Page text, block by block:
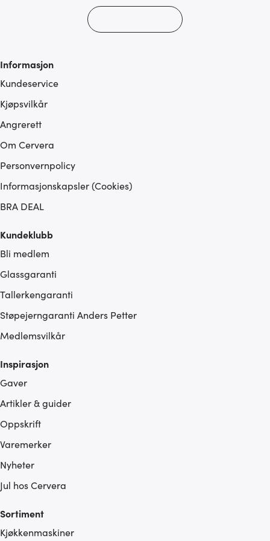
Informasjon
Kundeservice
Kjøpsvilkår
Angrerett
Om Cervera
Personvernpolicy
Informasjonskapsler (Cookies)
BRA DEAL
Kundeklubb
Bli medlem
Glassgaranti
Tallerkengaranti
Støpejerngaranti Anders Petter
Medlemsvilkår
Inspirasjon
Gaver
Artikler & guider
Oppskrift
Varemerker
Nyheter
Jul hos Cervera
Sortiment
Kjøkkenmaskiner